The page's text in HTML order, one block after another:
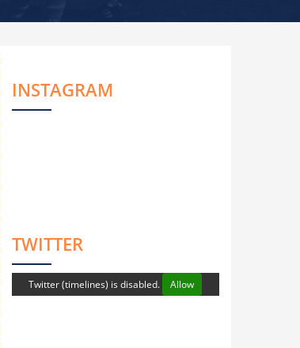
INSTAGRAM
TWITTER
Twitter (timelines) is disabled. Allow